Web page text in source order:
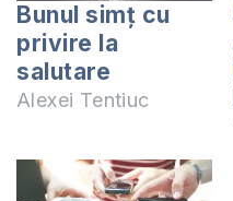
Bunul simț cu
privire la
salutare
Alexei Tentiuc